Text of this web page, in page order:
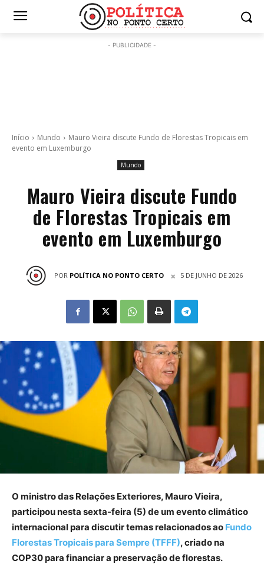
- PUBLICIDADE -
Início Mundo
Mauro Vieira discute Fundo de Florestas Tropicais em
evento em Luxemburgo
Mundo
Mauro Vieira discute Fundo
de Florestas Tropicais em
evento em Luxemburgo
POR POLÍTICA NO PONTO CERTO 5 DE JUNHO DE 2026
O ministro das Relações Exteriores, Mauro Vieira,
participou nesta sexta-feira (5) de um evento climático
internacional para discutir temas relacionados ao Fundo
Florestas Tropicais para Sempre (TFFF), criado na
COP30 para financiar a preservação de florestas.